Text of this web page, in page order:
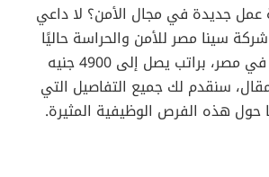
جديدة في مجال الأمن؟ لا داعي
سينا مصر للأمن والحراسة حاليًا
بتوظيف أفراد أمن في مصر، براتب يصل إلى 4900 جنيه
سنقدم لك جميع التفاصيل التي
حول هذه الفرص الوظيفية المثيرة.